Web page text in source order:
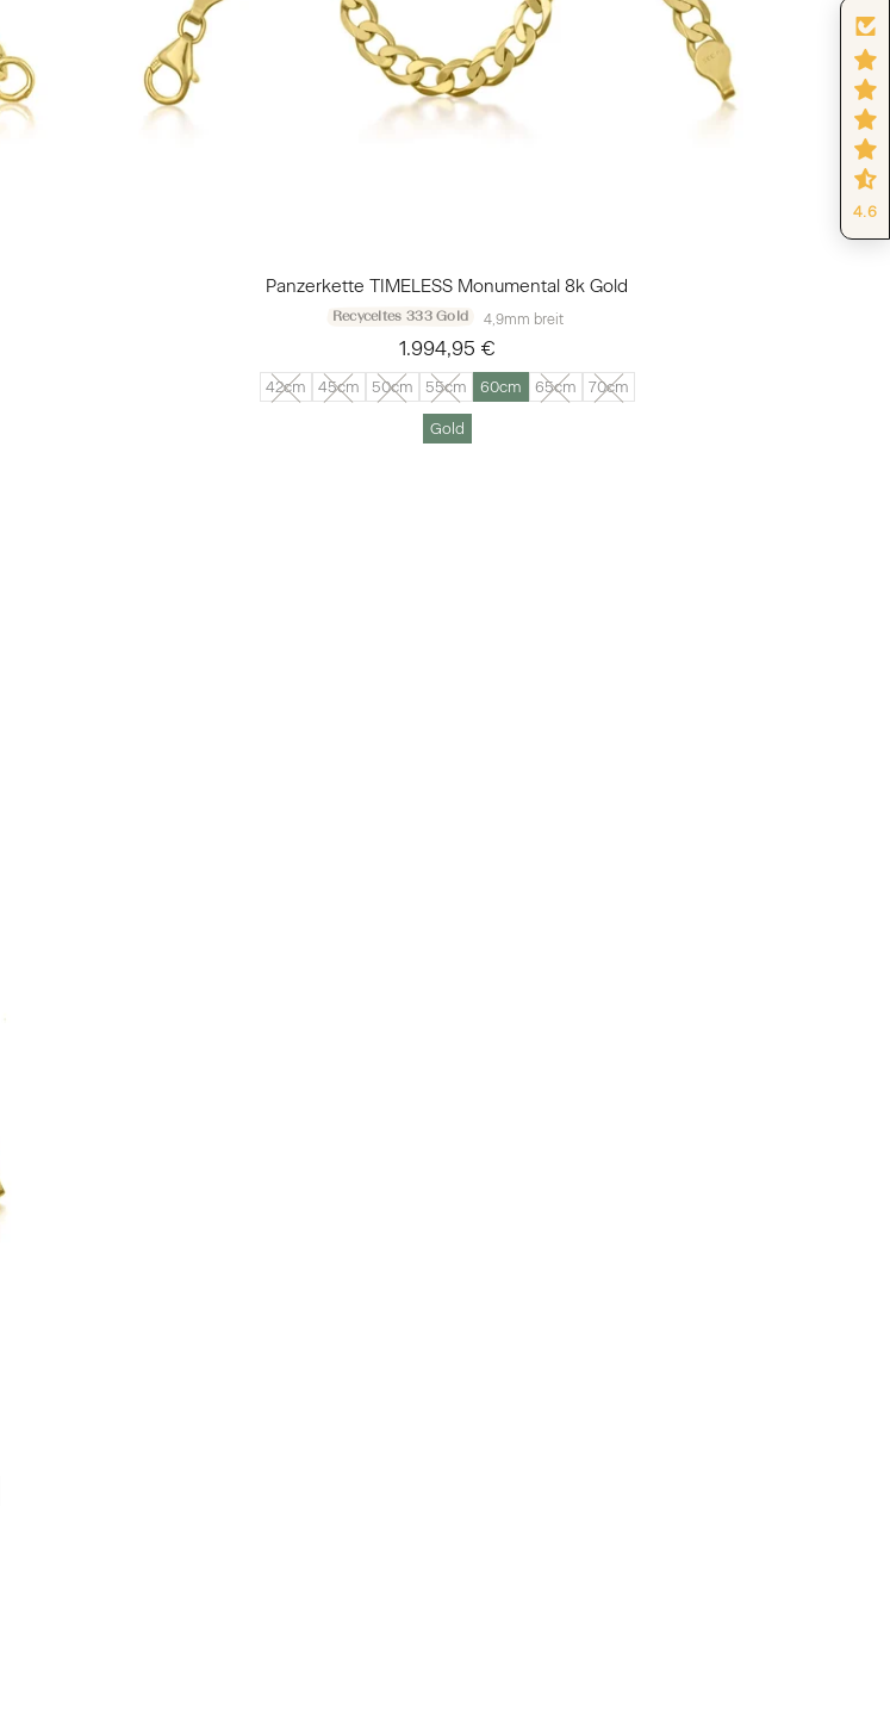
Panzerkette TIMELESS Monumental 8k Gold
Recyceltes 333 Gold 4,9mm breit
1.994,95 €
42cm 45cm 50cm 55cm 60cm 65cm 70cm
Gold
4.6